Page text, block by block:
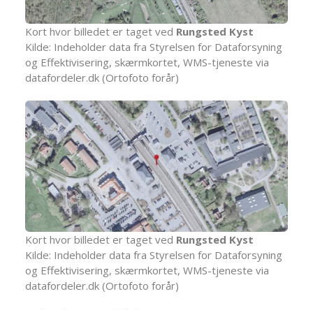
Kort hvor billedet er taget ved Rungsted Kyst
Kilde: Indeholder data fra Styrelsen for Dataforsyning
og Effektivisering, skærmkortet, WMS-tjeneste via
datafordeler.dk (Ortofoto forår)
Kort hvor billedet er taget ved Rungsted Kyst
Kilde: Indeholder data fra Styrelsen for Dataforsyning
og Effektivisering, skærmkortet, WMS-tjeneste via
datafordeler.dk (Ortofoto forår)